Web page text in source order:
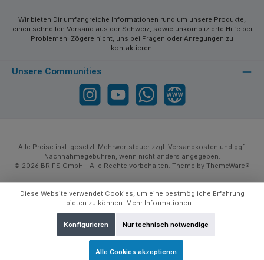
Wir bieten Dir umfangreiche Informationen rund um unsere Produkte,
einen schnellen Versand aus der Schweiz, sowie unkomplizierte Hilfe bei
Problemen. Zögere nicht, uns bei Fragen oder Anregungen zu
kontaktieren.
Unsere Communities
Instagram YouTube WhatsApp Website
Alle Preise inkl. gesetzl. Mehrwertsteuer zzgl. Versandkosten und ggf.
Nachnahmegebühren, wenn nicht anders angegeben.
© 2026 BRIFS GmbH - Alle Rechte vorbehalten. Theme by ThemeWare®
Diese Website verwendet Cookies, um eine bestmögliche Erfahrung
bieten zu können. Mehr Informationen ...
Nur technisch notwendige
Konfigurieren
Alle Cookies akzeptieren